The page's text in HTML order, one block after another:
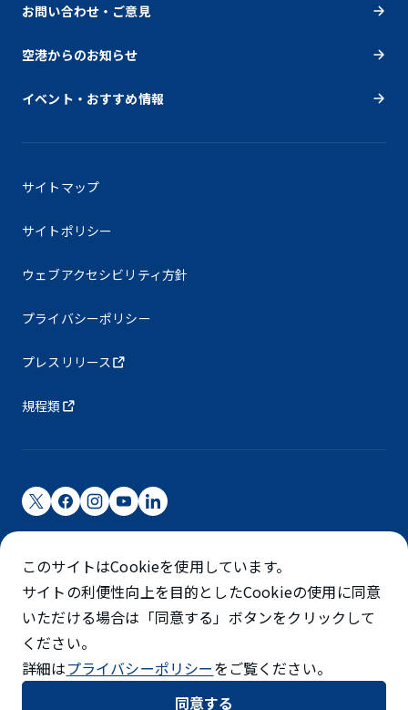
お問い合わせ・ご意見
空港からのお知らせ
イベント・おすすめ情報
サイトマップ
サイトポリシー
ウェブアクセシビリティ方針
プライバシーポリシー
プレスリリース
規程類
成田国際空港株式会社
成田国際空港は成田国際空港㈱（NAA）が運営しています
©NARITA INTERNATIONAL AIRPORT CORPORATION
SKYTRAX
5スターエアポート
このサイトはCookieを使用しています。
サイトの利便性向上を目的としたCookieの使用に同意
いただける場合は「同意する」ボタンをクリックして
ください。
詳細はプライバシーポリシーをご覧ください。
同意する